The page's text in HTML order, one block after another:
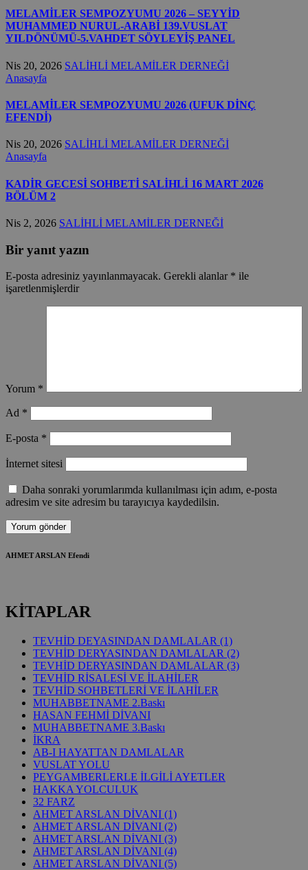
MELAMİLER SEMPOZYUMU 2026 – SEYYİD
MUHAMMED NURUL-ARABİ 139.VUSLAT
YILDÖNÜMÜ-5.VAHDET SÖYLEYİŞ PANEL
Nis 20, 2026 SALİHLİ MELAMİLER DERNEĞİ
Anasayfa
MELAMİLER SEMPOZYUMU 2026 (UFUK DİNÇ
EFENDİ)
Nis 20, 2026 SALİHLİ MELAMİLER DERNEĞİ
Anasayfa
KADİR GECESİ SOHBETİ SALİHLİ 16 MART 2026
BÖLÜM 2
Nis 2, 2026 SALİHLİ MELAMİLER DERNEĞİ
Bir yanıt yazın
E-posta adresiniz yayınlanmayacak. Gerekli alanlar * ile
işaretlenmişlerdir
Yorum *
Ad *
E-posta *
İnternet sitesi
Daha sonraki yorumlarımda kullanılması için adım, e-posta
adresim ve site adresim bu tarayıcıya kaydedilsin.
AHMET ARSLAN Efendi
KİTAPLAR
TEVHİD DEYASINDAN DAMLALAR (1)
TEVHİD DERYASINDAN DAMLALAR (2)
TEVHİD DERYASINDAN DAMLALAR (3)
TEVHİD RİSALESİ VE İLAHİLER
TEVHİD SOHBETLERİ VE İLAHİLER
MUHABBETNAME 2.Baskı
HASAN FEHMİ DİVANI
MUHABBETNAME 3.Baskı
İKRA
AB-I HAYATTAN DAMLALAR
VUSLAT YOLU
PEYGAMBERLERLE İLGİLİ AYETLER
HAKKA YOLCULUK
32 FARZ
AHMET ARSLAN DİVANI (1)
AHMET ARSLAN DİVANI (2)
AHMET ARSLAN DİVANI (3)
AHMET ARSLAN DİVANI (4)
AHMET ARSLAN DİVANI (5)